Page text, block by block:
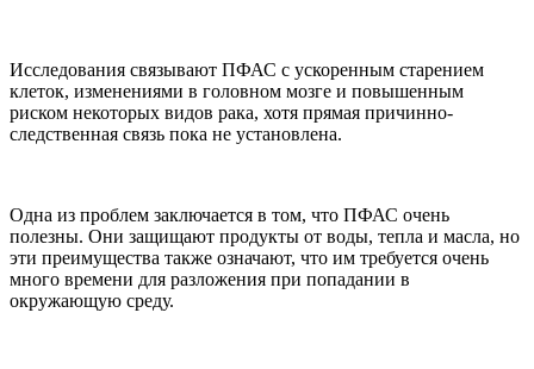
Исследования связывают ПФАС с ускоренным старением
клеток, изменениями в головном мозге и повышенным
риском некоторых видов рака, хотя прямая причинно-
следственная связь пока не установлена.
Одна из проблем заключается в том, что ПФАС очень
полезны. Они защищают продукты от воды, тепла и масла, но
эти преимущества также означают, что им требуется очень
много времени для разложения при попадании в
окружающую среду.